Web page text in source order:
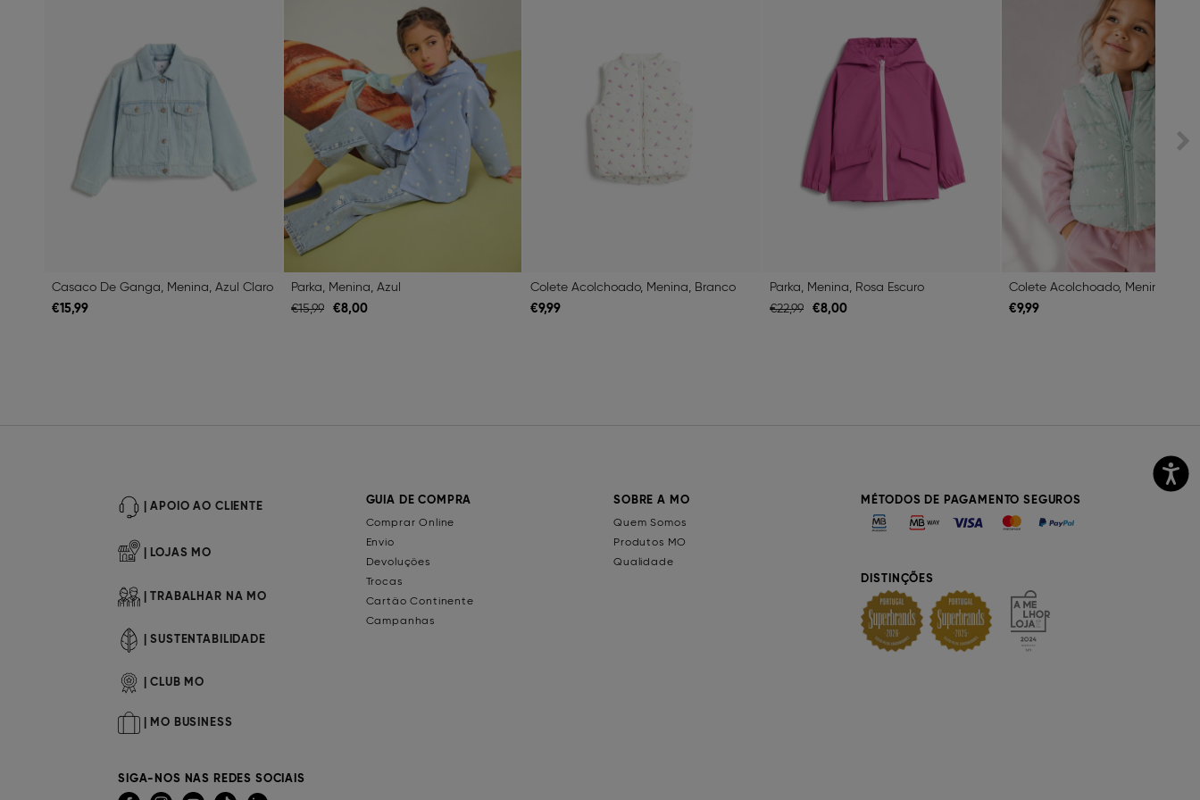
Casaco De Ganga, Menina, Azul Claro
€15,99
Parka, Menina, Azul
€15,99 €8,00
Colete Acolchoado, Menina, Branco
€9,99
Parka, Menina, Rosa Escuro
€22,99 €8,00 €9,99
| APOIO AO CLIENTE
| LOJAS MO
| TRABALHAR NA MO
| SUSTENTABILIDADE
| CLUB MO
| MO BUSINESS
SIGA-NOS NAS REDES SOCIAIS
GUIA DE COMPRA
Comprar Online
Envio
Devoluções
Trocas
Cartão Continente
Campanhas
SOBRE A MO
Quem Somos
Produtos MO
Qualidade
MÉTODOS DE PAGAMENTO SEGUROS
DISTINÇÕES